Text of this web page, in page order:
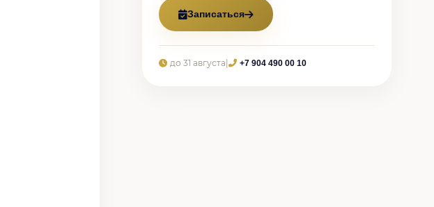
Записаться
до 31 августа +7 904 490 00 10